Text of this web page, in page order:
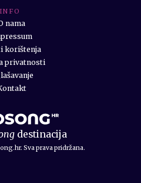
destinacija
Sva prava pridržana.
I N F O
nama
korištenja
privatnosti